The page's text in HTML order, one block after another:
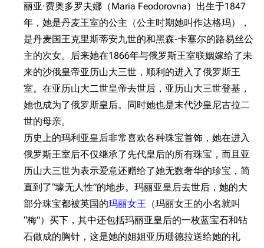
丽亚·费奥多罗夫娜（Maria Feodorovna）出生于1847
年，她是丹麦王室的公主（公主时期她叫作达格玛），
是丹麦国王克里斯蒂安九世的和黑森-卡塞尔的路易丝公
主的次女。后来她在1866年与俄罗斯王室联姻嫁给了未
来的沙俄皇帝亚历山大三世，顺利的进入了俄罗斯王
室。在亚历山大二世皇帝去世后，亚历山大三世登基，
她也成为了俄罗斯皇后。同时她也是末代沙皇尼古拉二
世的母亲。
历史上的玛利亚皇后非常喜欢各种珠宝首饰，她在进入
俄罗斯王室后不仅继承了先代皇后的所有珠宝，而且亚
历山大三世为表示爱意还赠给了她无数奢华的珍宝，简
直到了“壕无人性”的地步。玛丽亚皇后去世后，她的大
部分珠宝都被英国的玛丽女王 （玛丽女王的小名就叫
“梅”）买下，其中还包括玛丽亚皇后的一枚蓝宝石和钻
石做成的胸针，这是她的姐姐亚历珊德拉送给她的礼